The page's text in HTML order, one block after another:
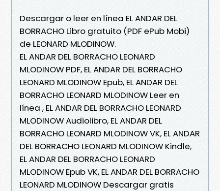
Descargar o leer en línea EL ANDAR DEL
BORRACHO Libro gratuito (PDF ePub Mobi)
de LEONARD MLODINOW.
EL ANDAR DEL BORRACHO LEONARD
MLODINOW PDF, EL ANDAR DEL BORRACHO
LEONARD MLODINOW Epub, EL ANDAR DEL
BORRACHO LEONARD MLODINOW Leer en
línea , EL ANDAR DEL BORRACHO LEONARD
MLODINOW Audiolibro, EL ANDAR DEL
BORRACHO LEONARD MLODINOW VK, EL ANDAR
DEL BORRACHO LEONARD MLODINOW Kindle,
EL ANDAR DEL BORRACHO LEONARD
MLODINOW Epub VK, EL ANDAR DEL BORRACHO
LEONARD MLODINOW Descargar gratis